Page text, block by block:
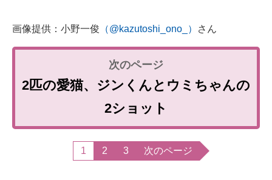
画像提供：小野一俊 （@kazutoshi_ono_） さん
2匹の愛猫、ジンくんとウミちゃんの
2ショット
1 2 3 次のページ